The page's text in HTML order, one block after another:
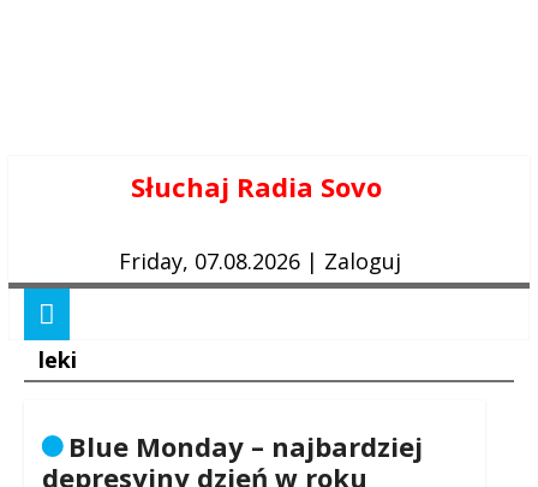
Słuchaj Radia Sovo
Friday, 07.08.2026 | Zaloguj
leki
Blue Monday – najbardziej
depresyjny dzień w roku